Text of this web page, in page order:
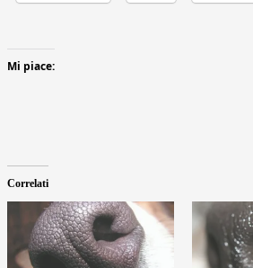
Mi piace:
Correlati